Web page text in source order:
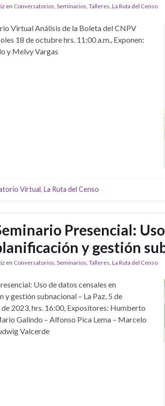
en Conversatorios, Seminarios, Talleres, La Ruta del Censo
Virtual Análisis de la Boleta del CNPV
18 de octubre hrs. 11:00 a.m., Exponen:
y Melvy Vargas
Virtual, La Ruta del Censo
Presencial:
y gestión
en Conversatorios, Seminarios, Talleres, La Ruta del Censo
Uso de datos censales en
y gestión subnacional – La Paz, 5 de
2023, hrs. 16:00, Expositores: Humberto
Galindo – Alfonso Pica Lema – Marcelo
Valcerde